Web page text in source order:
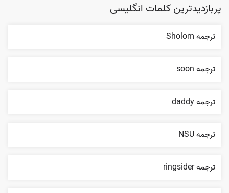
پربازدیدترین کلمات انگلیسی
ترجمه Sholom
ترجمه soon
ترجمه daddy
ترجمه NSU
ترجمه ringsider